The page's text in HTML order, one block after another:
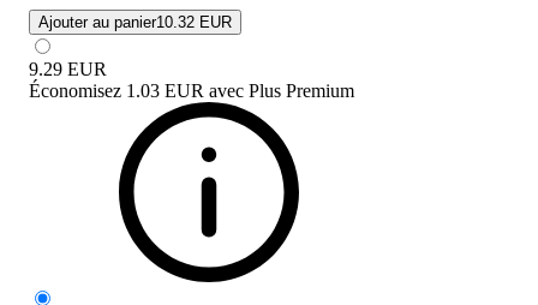
Ajouter au panier10.32 EUR
9.29 EUR
Économisez 1.03 EUR avec Plus Premium